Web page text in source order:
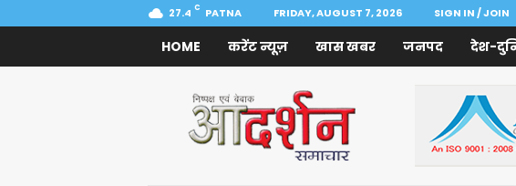
27.4 C PATNA FRIDAY, AUGUST 7, 2026 SIGN IN / JOIN
HOME करेंट न्यूज़ खास खबर जनपद देश-
Samachar